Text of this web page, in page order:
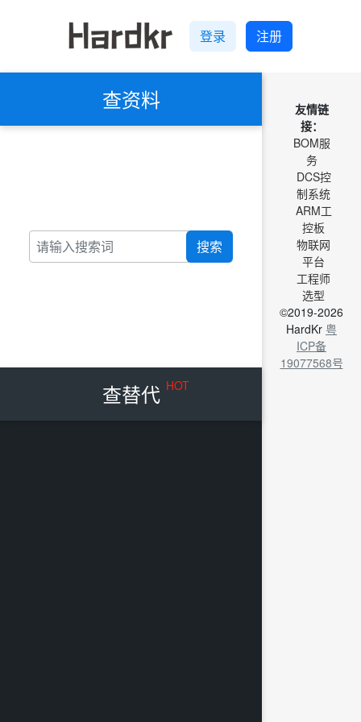
登录 注册
查资料
搜索
查替代 HOT
友情链
接：
BOM服
务
DCS控
制系统
ARM工
控板
物联网
平台
工程师
选型
©2019-2026
HardKr 粤
ICP备
19077568号